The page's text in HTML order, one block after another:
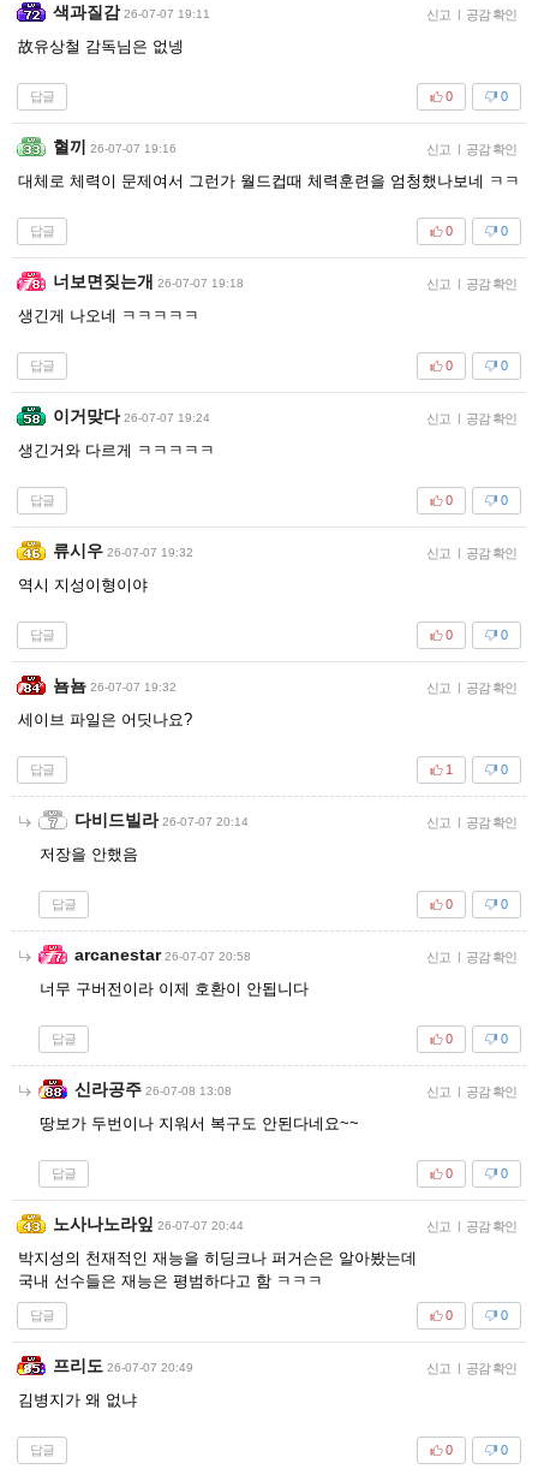
색과질감 26-07-07 19:11 신고 | 공감 확인
故유상철 감독님은 없넹
답글 0
0
혈끼 26-07-07 19:16 신고 | 공감 확인
대체로 체력이 문제여서 그런가 월드컵때 체력훈련을 엄청했나보네 ㅋㅋ
답글 0
0
너보면짖는개 26-07-07 19:18 신고 | 공감 확인
생긴게 나오네 ㅋㅋㅋㅋㅋ
답글 0
0
이거맞다 26-07-07 19:24 신고 | 공감 확인
생긴거와 다르게 ㅋㅋㅋㅋㅋ
답글 0
0
류시우 26-07-07 19:32 신고 | 공감 확인
역시 지성이형이야
답글 0
0
뇸뇸 26-07-07 19:32 신고 | 공감 확인
세이브 파일은 어딧나요?
답글 0
1
다비드빌라 26-07-07 20:14 신고 | 공감 확인
저장을 안했음
답글 0
0
arcanestar 26-07-07 20:58 신고 | 공감 확인
너무 구버전이라 이제 호환이 안됩니다
답글 0
0
신라공주 26-07-08 13:08 신고 | 공감 확인
땅보가 두번이나 지워서 복구도 안된다네요~~
답글 0
0
노사나노라잎 26-07-07 20:44 신고 | 공감 확인
박지성의 천재적인 재능을 히딩크나 퍼거슨은 알아봤는데
국내 선수들은 재능은 평범하다고 함 ㅋㅋㅋ
답글 0
0
프리도 26-07-07 20:49 신고 | 공감 확인
김병지가 왜 없냐
답글 0
0